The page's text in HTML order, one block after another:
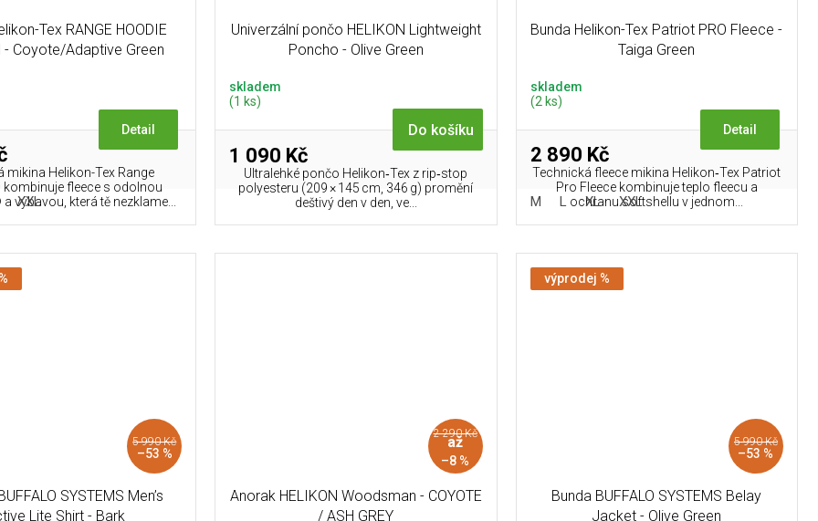
Tex RANGE HOODIE
- Coyote/Adaptive Green
Detail
mikina Helikon-Tex Range
fleece s odolnou
výbavou, která tě nezklame...
XXL
Univerzální pončo HELIKON Lightweight
Poncho - Olive Green
skladem
(1 ks)
1 090 Kč
Do košíku
Ultralehké pončo Helikon‑Tex z rip‑stop
polyesteru (209 × 145 cm, 346 g) promění
deštivý den v den, ve...
Bunda Helikon-Tex Patriot PRO Fleece -
Taiga Green
skladem
(2 ks)
2 890 Kč
Detail
Technická fleece mikina Helikon‑Tex Patriot
Pro Fleece kombinuje teplo fleecu a
ochranu softshellu v jednom...
M L XL XXL
5 990 Kč
–53 %
SYSTEMS Men’s
Lite Shirt - Bark
2 290 Kč
až
–8 %
Anorak HELIKON Woodsman - COYOTE
/ ASH GREY
výprodej %
5 990 Kč
–53 %
Bunda BUFFALO SYSTEMS Belay
Jacket - Olive Green